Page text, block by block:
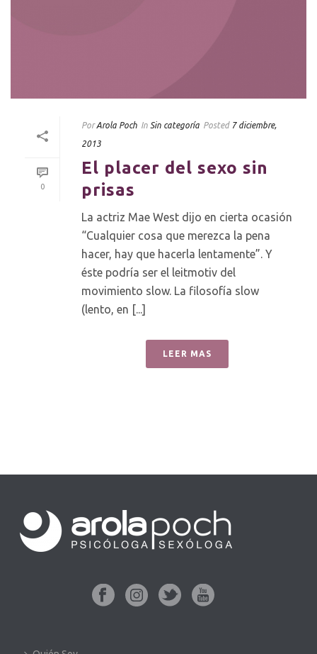
0
Por Arola Poch In Sin categoría Posted 7 diciembre,
2013
El placer del sexo sin
prisas
La actriz Mae West dijo en cierta ocasión
“Cualquier cosa que merezca la pena
hacer, hay que hacerla lentamente”. Y
éste podría ser el leitmotiv del
movimiento slow. La filosofía slow
(lento, en [...]
LEER MAS